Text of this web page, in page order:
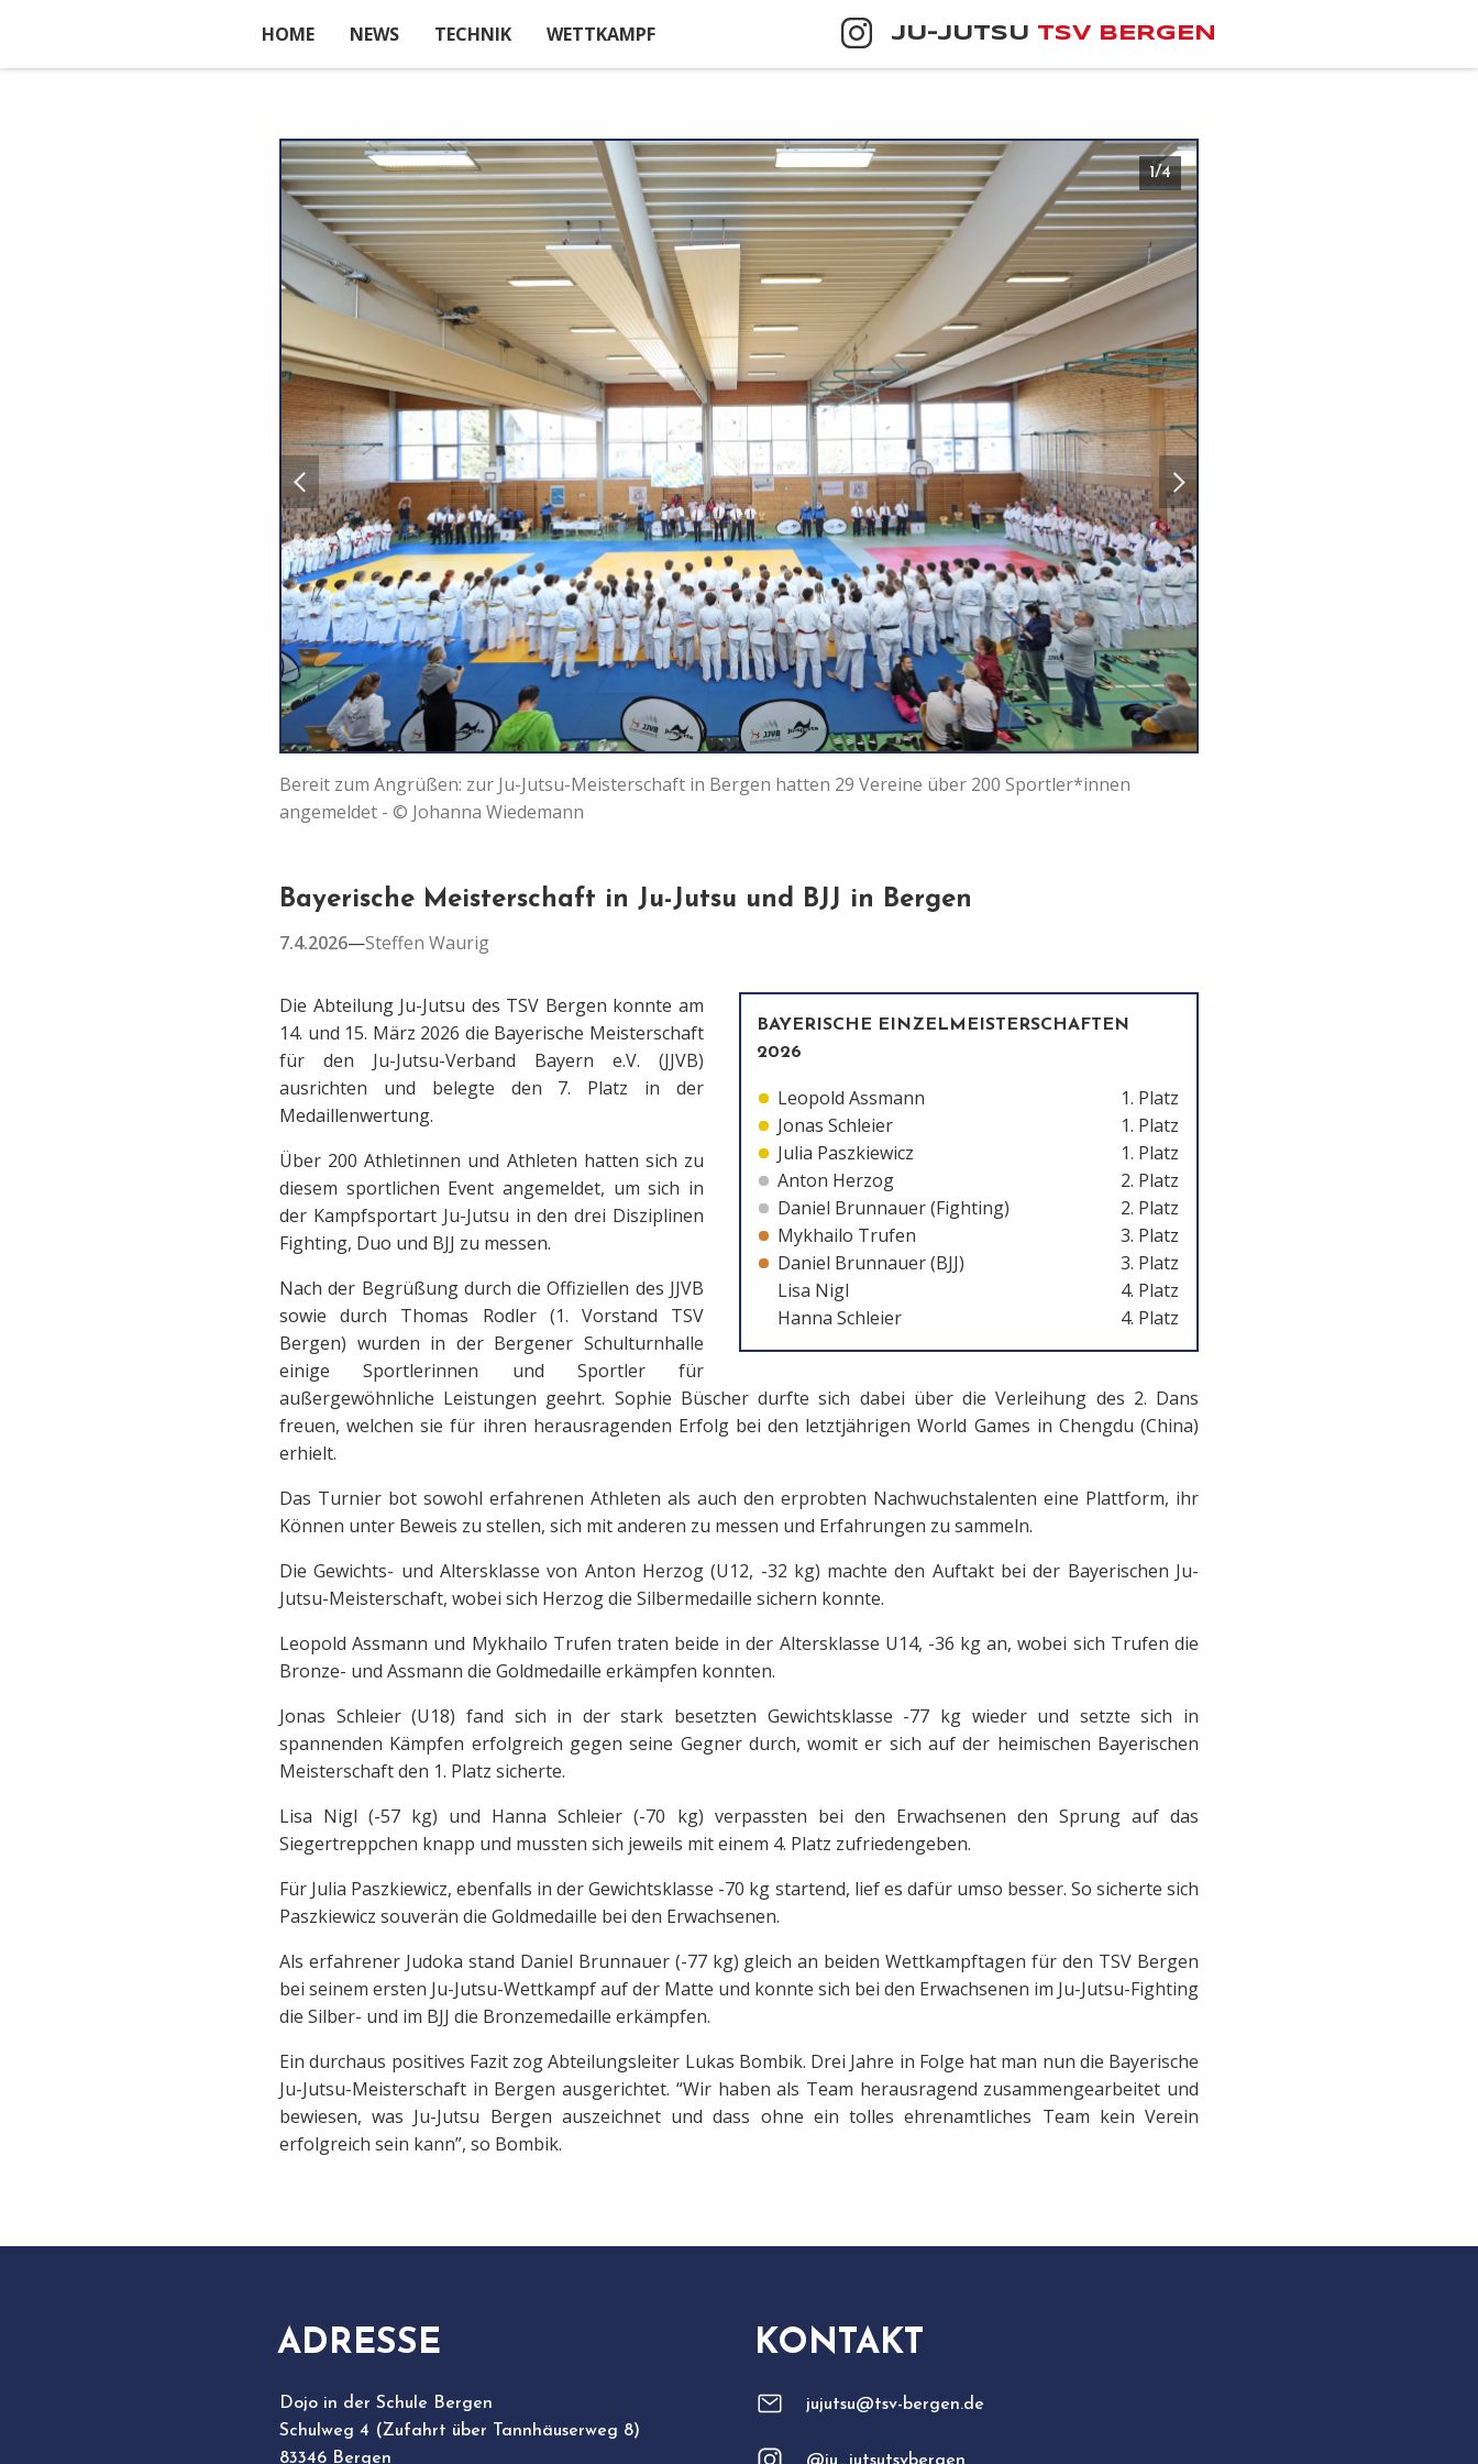
HOME NEWS TECHNIK WETTKAMPF JU-JUTSU TSV BERGEN
1/4
Bereit zum Angrüßen: zur Ju-Jutsu-Meisterschaft in Bergen hatten 29 Vereine über 200 Sportler*innen
angemeldet - © Johanna Wiedemann
Bayerische Meisterschaft in Ju-Jutsu und BJJ in Bergen
7.4.2026—Steffen Waurig
BAYERISCHE EINZELMEISTERSCHAFTEN
2026
Leopold Assmann
1. Platz
Jonas Schleier
1. Platz
Julia Paszkiewicz
1. Platz
Anton Herzog
2. Platz
Daniel Brunnauer (Fighting)
2. Platz
Mykhailo Trufen
3. Platz
Daniel Brunnauer (BJJ)
3. Platz
Lisa Nigl
4. Platz
Hanna Schleier
4. Platz
Die Abteilung Ju-Jutsu des TSV Bergen konnte am
14. und 15. März 2026 die Bayerische Meisterschaft
für den Ju-Jutsu-Verband Bayern e.V. (JJVB)
ausrichten und belegte den 7. Platz in der
Medaillenwertung.
Über 200 Athletinnen und Athleten hatten sich zu
diesem sportlichen Event angemeldet, um sich in
der Kampfsportart Ju-Jutsu in den drei Disziplinen
Fighting, Duo und BJJ zu messen.
Nach der Begrüßung durch die Offiziellen des JJVB
sowie durch Thomas Rodler (1. Vorstand TSV
Bergen) wurden in der Bergener Schulturnhalle
einige Sportlerinnen und Sportler für
außergewöhnliche Leistungen geehrt. Sophie Büscher durfte sich dabei über die Verleihung des 2. Dans
freuen, welchen sie für ihren herausragenden Erfolg bei den letztjährigen World Games in Chengdu (China)
erhielt.
Das Turnier bot sowohl erfahrenen Athleten als auch den erprobten Nachwuchstalenten eine Plattform, ihr
Können unter Beweis zu stellen, sich mit anderen zu messen und Erfahrungen zu sammeln.
Die Gewichts- und Altersklasse von Anton Herzog (U12, -32 kg) machte den Auftakt bei der Bayerischen Ju-
Jutsu-Meisterschaft, wobei sich Herzog die Silbermedaille sichern konnte.
Leopold Assmann und Mykhailo Trufen traten beide in der Altersklasse U14, -36 kg an, wobei sich Trufen die
Bronze- und Assmann die Goldmedaille erkämpfen konnten.
Jonas Schleier (U18) fand sich in der stark besetzten Gewichtsklasse -77 kg wieder und setzte sich in
spannenden Kämpfen erfolgreich gegen seine Gegner durch, womit er sich auf der heimischen Bayerischen
Meisterschaft den 1. Platz sicherte.
Lisa Nigl (-57 kg) und Hanna Schleier (-70 kg) verpassten bei den Erwachsenen den Sprung auf das
Siegertreppchen knapp und mussten sich jeweils mit einem 4. Platz zufriedengeben.
Für Julia Paszkiewicz, ebenfalls in der Gewichtsklasse -70 kg startend, lief es dafür umso besser. So sicherte sich
Paszkiewicz souverän die Goldmedaille bei den Erwachsenen.
Als erfahrener Judoka stand Daniel Brunnauer (-77 kg) gleich an beiden Wettkampftagen für den TSV Bergen
bei seinem ersten Ju-Jutsu-Wettkampf auf der Matte und konnte sich bei den Erwachsenen im Ju-Jutsu-Fighting
die Silber- und im BJJ die Bronzemedaille erkämpfen.
Ein durchaus positives Fazit zog Abteilungsleiter Lukas Bombik. Drei Jahre in Folge hat man nun die Bayerische
Ju-Jutsu-Meisterschaft in Bergen ausgerichtet. “Wir haben als Team herausragend zusammengearbeitet und
bewiesen, was Ju-Jutsu Bergen auszeichnet und dass ohne ein tolles ehrenamtliches Team kein Verein
erfolgreich sein kann”, so Bombik.
ADRESSE
Dojo in der Schule Bergen
Schulweg 4 (Zufahrt über Tannhäuserweg 8)
83346 Bergen
KONTAKT
jujutsu@tsv-bergen.de
@ju_jutsutsvbergen